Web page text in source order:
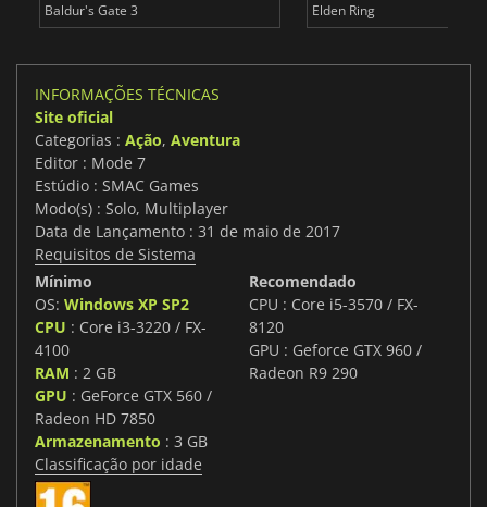
Baldur's Gate 3 Elden Ring
INFORMAÇÕES TÉCNICAS
Site oficial
Categorias : Ação, Aventura
Editor : Mode 7
Estúdio : SMAC Games
Modo(s) : Solo, Multiplayer
Data de Lançamento : 31 de maio de 2017
Requisitos de Sistema
Mínimo
OS: Windows XP SP2
CPU : Core i3-3220 / FX-
4100
RAM : 2 GB
GPU : GeForce GTX 560 /
Radeon HD 7850
Armazenamento : 3 GB
Recomendado
CPU : Core i5-3570 / FX-
8120
GPU : Geforce GTX 960 /
Radeon R9 290
Classificação por idade